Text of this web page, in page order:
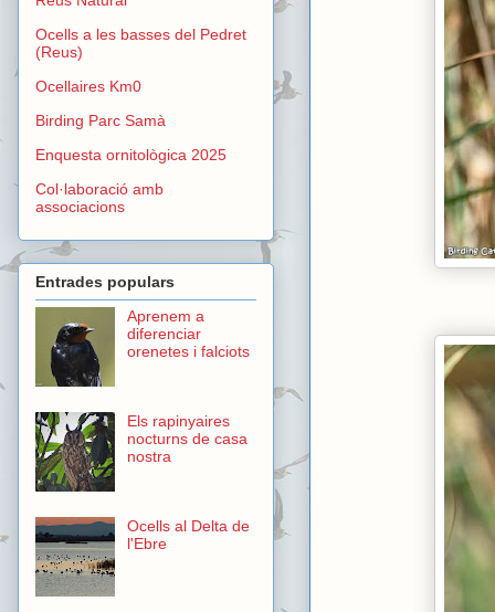
Ocells a les basses del Pedret
(Reus)
Ocellaires Km0
Birding Parc Samà
Enquesta ornitològica 2025
Col·laboració amb
associacions
Entrades populars
Aprenem a
diferenciar
orenetes i falciots
Els rapinyaires
nocturns de casa
nostra
Ocells al Delta de
l'Ebre